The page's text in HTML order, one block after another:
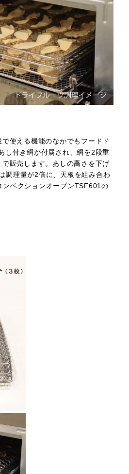
使える機能のなかでもフードド
し付き網が付属され、網を2段重
販売します。あしの高さを下げ
調理量が2倍に、天板を組み合わ
ンベクションオーブンTSF601の